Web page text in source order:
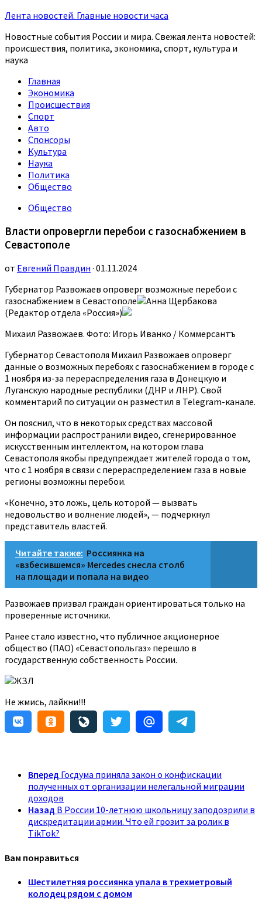
Лента новостей. Главные новости часа
Новостные события России и мира. Свежая лента новостей:
происшествия, политика, экономика, спорт, культура и
наука
Главная
Экономика
Происшествия
Спорт
Авто
Спонсоры
Культура
Наука
Политика
Общество
Общество
Власти опровергли перебои с газоснабжением в
Севастополе
от Евгений Правдин · 01.11.2024
Губернатор Развожаев опроверг возможные перебои с
газоснабжением в Севастополе
Анна Щербакова
(Редактор отдела «Россия»)
Михаил Развожаев. Фото: Игорь Иванко / Коммерсантъ
Губернатор Севастополя Михаил Развожаев опроверг
данные о возможных перебоях с газоснабжением в городе с
1 ноября из-за перераспределения газа в Донецкую и
Луганскую народные республики (ДНР и ЛНР). Свой
комментарий по ситуации он разместил в Telegram-канале.
Он пояснил, что в некоторых средствах массовой
информации распространили видео, сгенерированное
искусственным интеллектом, на котором глава
Севастополя якобы предупреждает жителей города о том,
что с 1 ноября в связи с перераспределением газа в новые
регионы возможны перебои.
«Конечно, это ложь, цель которой — вызвать
недовольство и волнение людей», — подчеркнул
представитель властей.
Читайте также: Россиянка на
«взбесившемся» Mercedes снесла столб
на площади и попала на видео
Развожаев призвал граждан ориентироваться только на
проверенные источники.
Ранее стало известно, что публичное акционерное
общество (ПАО) «Севастопольгаз» перешло в
государственную собственность России.
ЖЗЛ
Не жмись, лайкни!!!
Вперед Госдума приняла закон о конфискации
полученных от организации нелегальной миграции
доходов
Назад В России 10-летнюю школьницу заподозрили в
дискредитации армии. Что ей грозит за ролик в
TikTok?
Вам понравиться
Шестилетняя россиянка упала в трехметровый
колодец рядом с домом